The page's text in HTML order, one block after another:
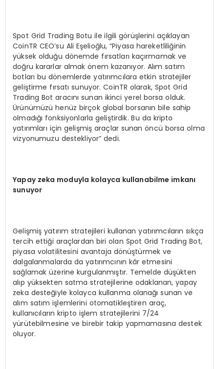
Spot Grid Trading Botu ile ilgili görüşlerini açıklayan
CoinTR CEO’su Ali Eşelioğlu, “Piyasa hareketliliğinin
yüksek olduğu dönemde fırsatları kaçırmamak ve
doğru kararlar almak önem kazanıyor. Alım satım
botları bu dönemlerde yatırımcılara etkin stratejiler
geliştirme fırsatı sunuyor. CoinTR olarak, Spot Grid
Trading Bot aracını sunan ikinci yerel borsa olduk.
Ürünümüzü henüz birçok global borsanın bile sahip
olmadığı fonksiyonlarla geliştirdik. Bu da kripto
yatırımları için gelişmiş araçlar sunan öncü borsa olma
vizyonumuzu destekliyor” dedi.
Yapay zeka moduyla kolayca kullanabilme imkanı
sunuyor
Gelişmiş yatırım stratejileri kullanan yatırımcıların sıkça
tercih ettiği araçlardan biri olan Spot Grid Trading Bot,
piyasa volatilitesini avantaja dönüştürmek ve
dalgalanmalarda da yatırımcının kâr etmesini
sağlamak üzerine kurgulanmıştır. Temelde düşükten
alıp yüksekten satma stratejilerine odaklanan, yapay
zeka desteğiyle kolayca kullanma olanağı sunan ve
alım satım işlemlerini otomatikleştiren araç,
kullanıcıların kripto işlem stratejilerini 7/24
yürütebilmesine ve birebir takip yapmamasına destek
oluyor.